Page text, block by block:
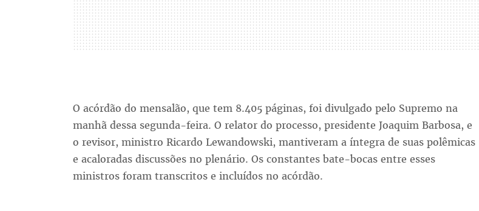
O acórdão do mensalão, que tem 8.405 páginas, foi divulgado pelo Supremo na
manhã dessa segunda-feira. O relator do processo, presidente Joaquim Barbosa, e
o revisor, ministro Ricardo Lewandowski, mantiveram a íntegra de suas polêmicas
e acaloradas discussões no plenário. Os constantes bate-bocas entre esses
ministros foram transcritos e incluídos no acórdão.